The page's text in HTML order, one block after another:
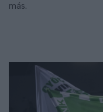
más.